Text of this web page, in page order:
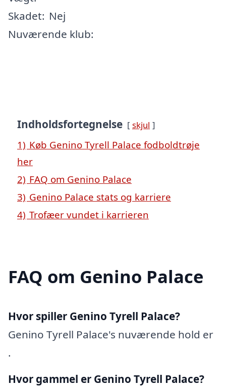
Skadet: Nej
Nuværende klub:
Indholdsfortegnelse skjul
1) Køb Genino Tyrell Palace fodboldtrøje
her
2) FAQ om Genino Palace
3) Genino Palace stats og karriere
4) Trofæer vundet i karrieren
FAQ om Genino Palace
Hvor spiller Genino Tyrell Palace?
Genino Tyrell Palace's nuværende hold er
.
Hvor gammel er Genino Tyrell Palace?